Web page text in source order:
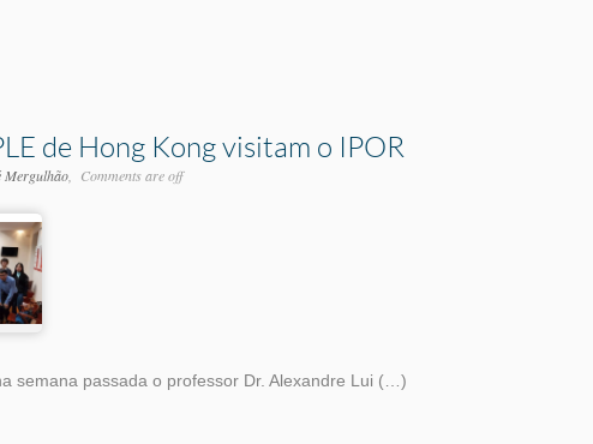
de Hong Kong visitam o IPOR
Mergulhão Comments are off
semana passada o professor Dr. Alexandre Lui (…)